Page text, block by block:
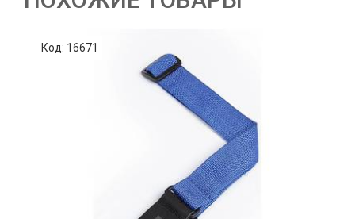
Код: 16671